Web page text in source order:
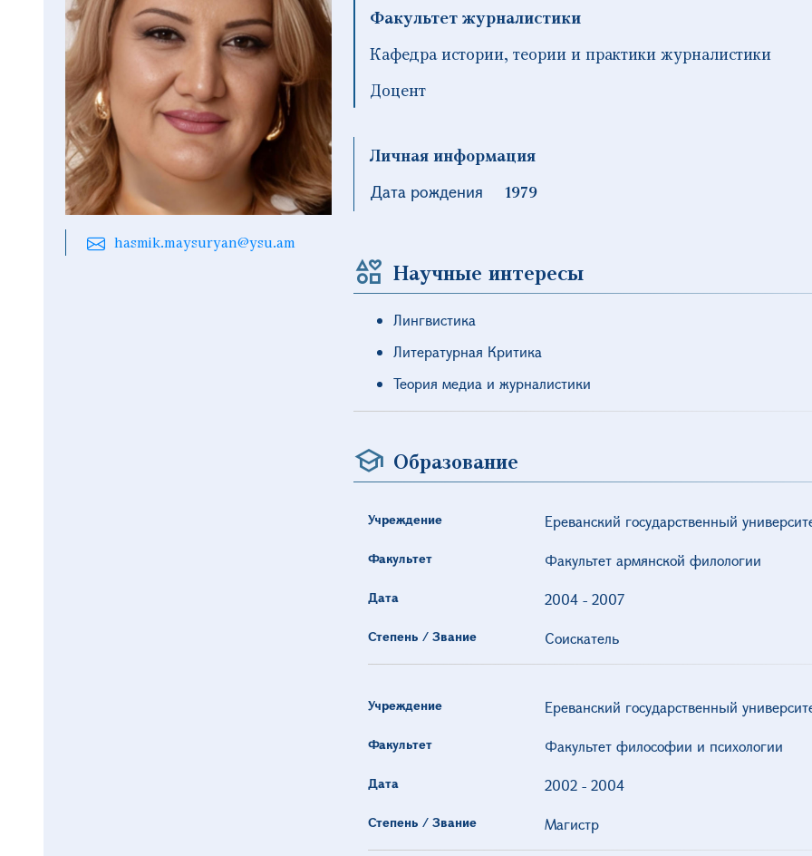
hasmik.maysuryan@ysu.am
Факультет журналистики
Кафедра истории, теории и практики журналистики
Доцент
Личная информация
Дата рождения
1979
Научные интересы
Лингвистика
Литературная Критика
Теория медиа и журналистики
Образование
Учреждение Ереванский государственный
Факультет Факультет армянской филологии
Дата 2004- 2007
Степень / Звание Соискатель
Учреждение Ереванский государственный
Факультет Факультет философии и психологии
Дата 2002- 2004
Степень / Звание Магистр